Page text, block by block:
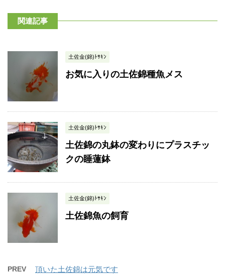
関連記事
土佐金(錦)ﾄｻｷﾝ
お気に入りの土佐錦種魚メス
土佐金(錦)ﾄｻｷﾝ
土佐錦の丸鉢の変わりにプラスチッ
クの睡蓮鉢
土佐金(錦)ﾄｻｷﾝ
土佐錦魚の飼育
PREV 頂いた土佐錦は元気です